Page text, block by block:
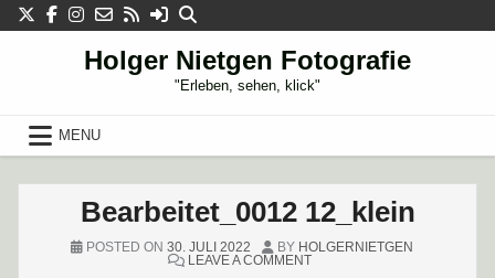
Skip
to
Holger Nietgen Fotografie
"Erleben, sehen, klick"
MENU
Bearbeitet_0012 12_klein
POSTED ON 30. JULI 2022 BY HOLGERNIETGEN
LEAVE A COMMENTON